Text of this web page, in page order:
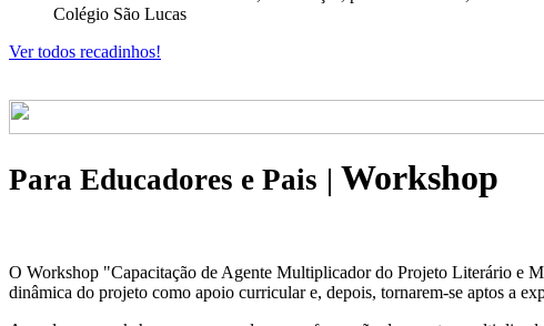
Colégio São Lucas
Ver todos recadinhos!
Para Educadores e Pais | Workshop
O Workshop "Capacitação de Agente Multiplicador do Projeto Literário e
dinâmica do projeto como apoio curricular e, depois, tornarem-se aptos a